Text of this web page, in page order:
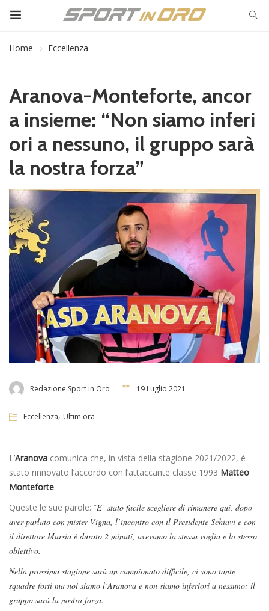
Home Eccellenza
Aranova-Monteforte, ancor
a insieme: “Non siamo inferi
ori a nessuno, il gruppo sarà
la nostra forza”
Redazione Sport In Oro 19 Luglio 2021
Eccellenza, Ultim'ora
L’Aranova comunica che, in vista della stagione 2021/2022, è
stato rinnovato l’accordo con l’attaccante classe 1993 Matteo
Monteforte.
Queste le sue parole: “E’ stato facile scegliere di rimanere qui, dopo
aver parlato con mister Vigna, l’incontro con il Presidente Schiavi e con
il direttore Mursia è durato 2 minuti, avevamo la stessa voglia e lo stesso
obiettivo.
Nella prossima stagione sarà un campionato difficile, ci sono tante
squadre forti ma noi siamo l’Aranova e non siamo inferiori a nessuno: il
gruppo sarà la nostra forza.